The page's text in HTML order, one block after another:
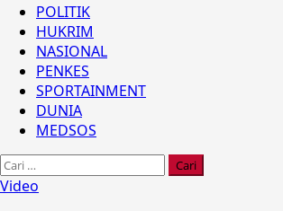
POLITIK
HUKRIM
NASIONAL
PENKES
SPORTAINMENT
DUNIA
MEDSOS
Cari
untuk:
Video